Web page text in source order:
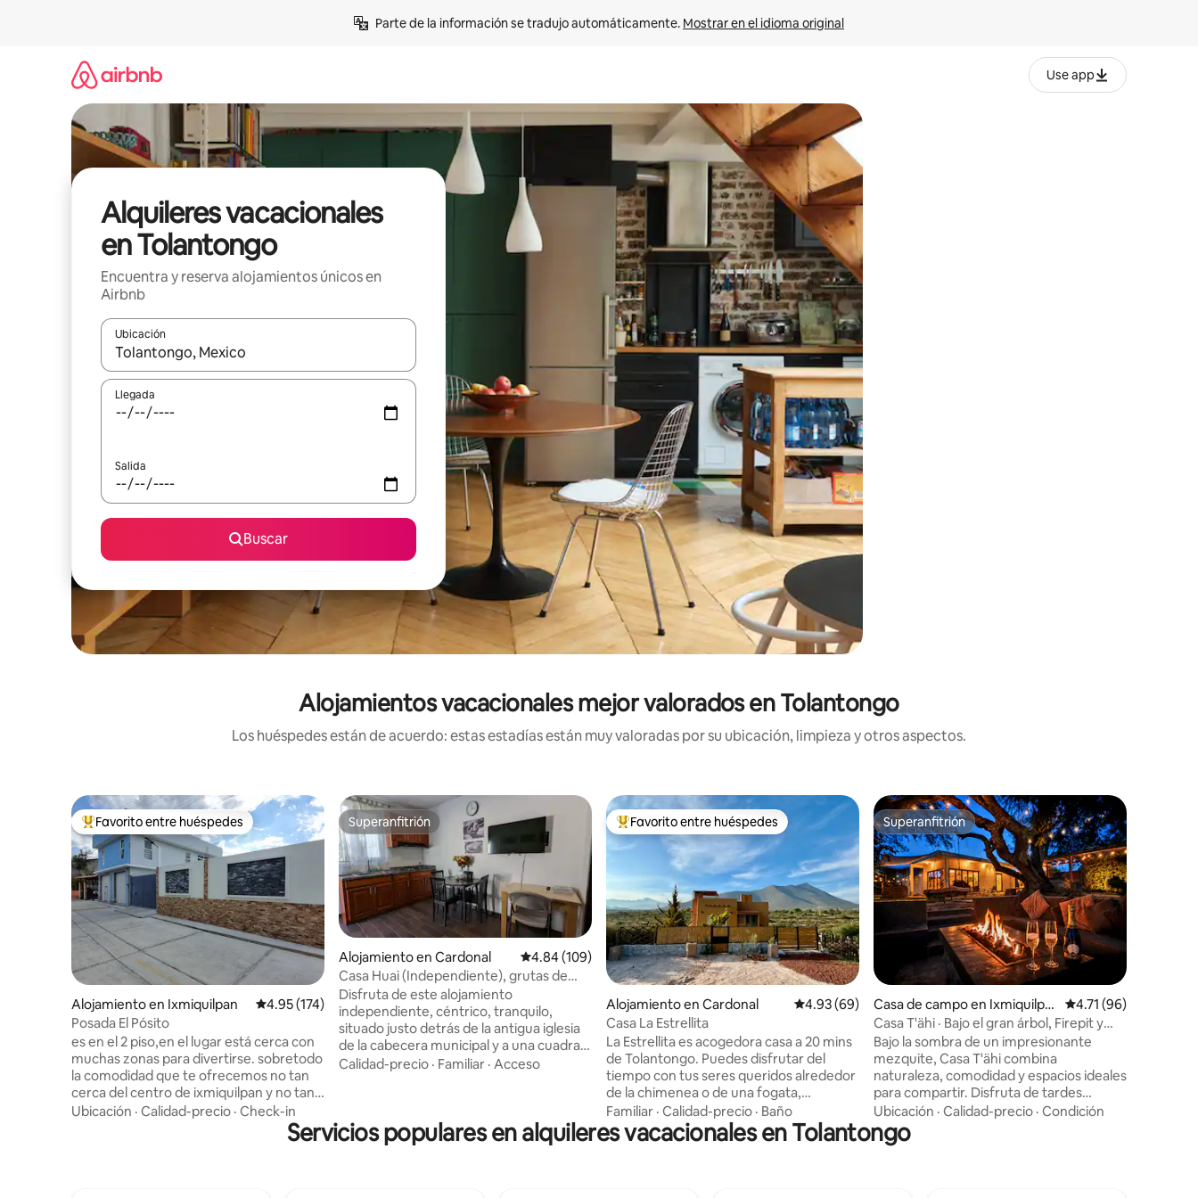
Parte de la información se tradujo automáticamente. Mostrar en el idioma original
Use app
Alquileres vacacionales
en Tolantongo
Encuentra y reserva alojamientos únicos en
Airbnb
Ubicación
Cuando los resultados estén disponibles, navega con las teclas de flecha hacia arriba y hacia abajo o explora con el tacto o desliza el dedo.
Llegada
Salida
Buscar
Alojamientos vacacionales mejor valorados en Tolantongo
Los huéspedes están de acuerdo: estas estadías están muy valoradas por su ubicación, limpieza y otros aspectos.
Favorito entre huéspedes preferido
Favorito entre huéspedes
Alojamiento en Ixmiquilpan Calificación promedio: 4.95 de 5, 174 reseñas
4.95 (174)
Posada El Pósito
es en el 2 piso,en el lugar está cerca con
muchas zonas para divertirse. sobretodo
la comodidad que te ofrecemos no tan
cerca del centro de ixmiquilpan y no tan
lejos del mismo, distintas salidas sin
necesidad de pasar por el centro a los
distintos lugares turísticos colchones
Ubicación · Calidad-precio · Check-in
Superanfitrión
Superanfitrión
Alojamiento en Cardonal Calificación promedio: 4.84 de 5, 109 reseñas
4.84 (109)
Casa Huai (Independiente), grutas de
Tolantongo
Disfruta de este alojamiento
independiente, céntrico, tranquilo,
situado justo detrás de la antigua iglesia
de la cabecera municipal y a una cuadra
del centro de Cardonal, donde se
Prime video, agua caliente las 24 horas,
cocina integral y estacionamiento sin
Calidad-precio · Familiar · Acceso
Favorito entre huéspedes preferido
Favorito entre huéspedes
Alojamiento en Cardonal Calificación promedio: 4.93 de 5, 69 reseñas
4.93 (69)
Casa La Estrellita
La Estrellita es acogedora casa a 20 mins
de Tolantongo. Puedes disfrutar del
tiempo con tus seres queridos alrededor
de la chimenea o de una fogata,
observando las estrellas más brillantes o
disfrutando de las vistas tan magníficas
de los cerros del Mezquital. La Estrellita
Familiar · Calidad-precio · Baño
Superanfitrión
Superanfitrión
Casa de campo en Ixmiquilpa
n
Calificación
4.71 (96)
Casa T'ähi · Bajo el gran árbol, Firepit y
pérgola
Bajo la sombra de un impresionante
mezquite, Casa T'ähi combina
naturaleza, comodidad y espacios ideales
para compartir. Disfruta de tardes
alrededor del firepit, comidas bajo la
pérgola y la tranquilidad de un amplio
jardín. La casa cuenta con cocina
Ubicación · Calidad-precio · Condición
Servicios populares en alquileres vacacionales en Tolantongo